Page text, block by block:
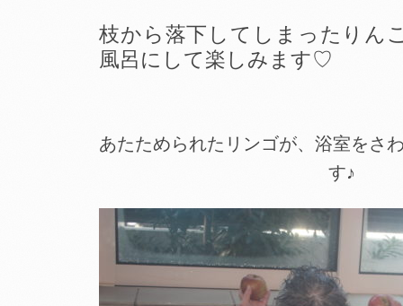
枝から落下してしまったりん
風呂にして楽しみます♡
あたためられたリンゴが、浴室をさ
す♪